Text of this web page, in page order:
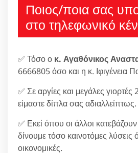
Ποιος/ποια σας
στο τηλεφωνικό
✅ Τόσο ο κ. Αγαθόνικος
6666805 όσο και η κ. Ιφιγένεια
✅ Σε αργίες και μεγάλες
είμαστε δίπλα σας αδιαλλείπτως.
✅ Εκεί όπου οι άλλοι
δίνουμε τόσο καινοτόμες λύσεις
οικονομικές.